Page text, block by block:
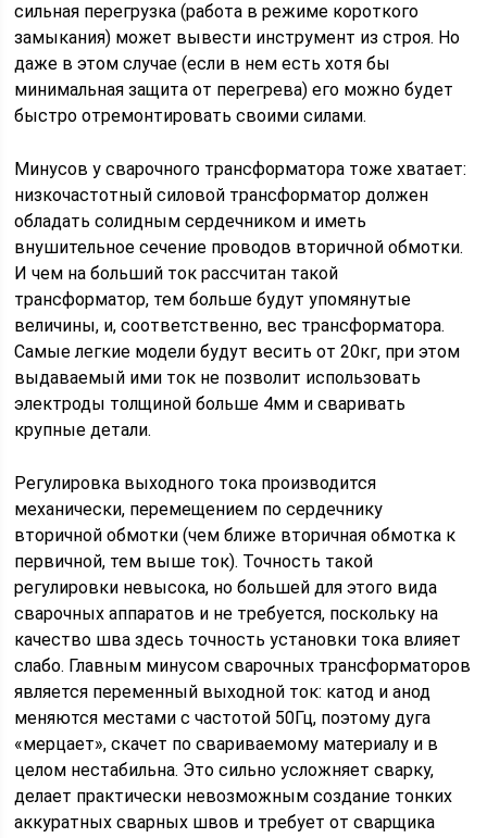
сильная перегрузка (работа в режиме короткого
замыкания) может вывести инструмент из строя. Но
даже в этом случае (если в нем есть хотя бы
минимальная защита от перегрева) его можно будет
быстро отремонтировать своими силами.
Минусов у сварочного трансформатора тоже хватает:
низкочастотный силовой трансформатор должен
обладать солидным сердечником и иметь
внушительное сечение проводов вторичной обмотки.
И чем на больший ток рассчитан такой
трансформатор, тем больше будут упомянутые
величины, и, соответственно, вес трансформатора.
Самые легкие модели будут весить от 20кг, при этом
выдаваемый ими ток не позволит использовать
электроды толщиной больше 4мм и сваривать
крупные детали.
Регулировка выходного тока производится
механически, перемещением по сердечнику
вторичной обмотки (чем ближе вторичная обмотка к
первичной, тем выше ток). Точность такой
регулировки невысока, но большей для этого вида
сварочных аппаратов и не требуется, поскольку на
качество шва здесь точность установки тока влияет
слабо. Главным минусом сварочных трансформаторов
является переменный выходной ток: катод и анод
меняются местами с частотой 50Гц, поэтому дуга
«мерцает», скачет по свариваемому материалу и в
целом нестабильна. Это сильно усложняет сварку,
делает практически невозможным создание тонких
аккуратных сварных швов и требует от сварщика